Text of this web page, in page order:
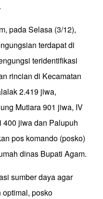
pada Selasa (3/12),
terdapat di
teridentifikasi
rincian di Kecamatan
2.419 jiwa,
Mutiara 901 jiwa, IV
400 jiwa dan Palupuh
pos komando (posko)
dinas Bupati Agam.
sumber daya agar
posko